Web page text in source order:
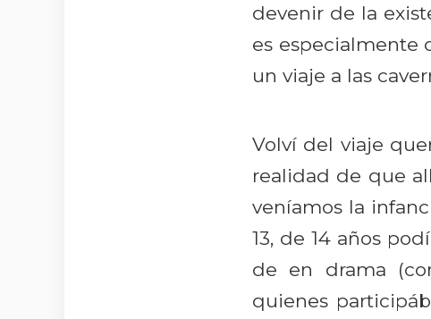
devenir de la
es especialmente
un viaje a las
Volví del viaje
realidad de que
veníamos la
13, de 14 años
de en drama
quienes